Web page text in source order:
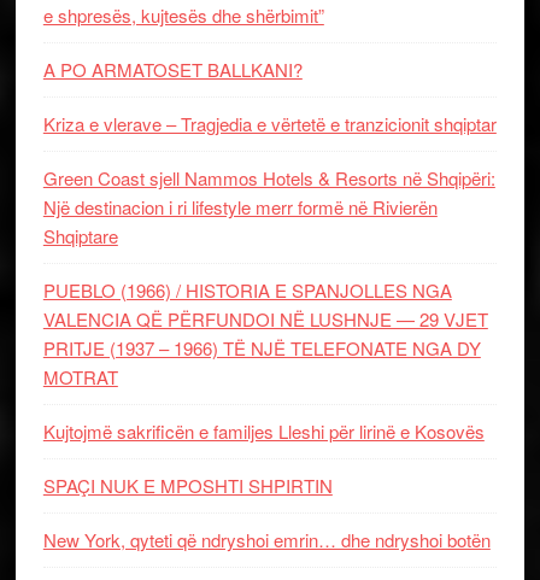
e shpresës, kujtesës dhe shërbimit”
A PO ARMATOSET BALLKANI?
Kriza e vlerave – Tragjedia e vërtetë e tranzicionit shqiptar
Green Coast sjell Nammos Hotels & Resorts në Shqipëri:
Një destinacion i ri lifestyle merr formë në Rivierën
Shqiptare
PUEBLO (1966) / HISTORIA E SPANJOLLES NGA
VALENCIA QË PËRFUNDOI NË LUSHNJE — 29 VJET
PRITJE (1937 – 1966) TË NJË TELEFONATE NGA DY
MOTRAT
Kujtojmë sakrificën e familjes Lleshi për lirinë e Kosovës
SPAÇI NUK E MPOSHTI SHPIRTIN
New York, qyteti që ndryshoi emrin… dhe ndryshoi botën